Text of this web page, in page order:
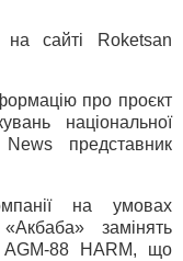
сайті Roketsan
про проєкт
національної
представник
на умовах
замінять
AGM-88 HARM, що